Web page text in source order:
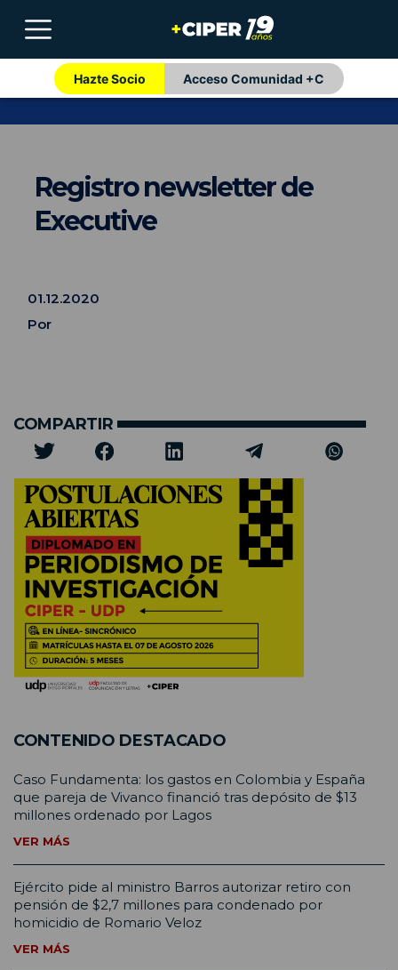
Hazte Socio Acceso Comunidad +C
Registro newsletter de
Executive
01.12.2020
Por
COMPARTIR
CONTENIDO DESTACADO
Caso Fundamenta: los gastos en Colombia y España
que pareja de Vivanco financió tras depósito de $13
millones ordenado por Lagos
VER MÁS
Ejército pide al ministro Barros autorizar retiro con
pensión de $2,7 millones para condenado por
homicidio de Romario Veloz
VER MÁS